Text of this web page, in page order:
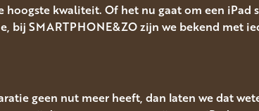
kwaliteit. Of het nu gaat om een iPad
bij SMARTPHONE&ZO zijn we bekend met
geen nut meer heeft, dan laten we dat